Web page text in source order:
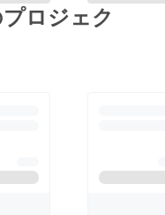
ロジェク